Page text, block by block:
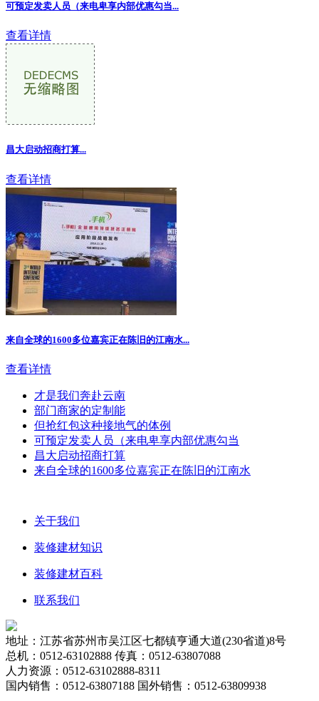
可预定发卖人员（来电卑享内部优惠勾当...
查看详情
昌大启动招商打算...
查看详情
来自全球的1600多位嘉宾正在陈旧的江南水...
查看详情
才是我们奔赴云南
部门商家的定制能
但抢红包这种接地气的体例
可预定发卖人员（来电卑享内部优惠勾当
昌大启动招商打算
来自全球的1600多位嘉宾正在陈旧的江南水
关于我们
装修建材知识
装修建材百科
联系我们
地址：江苏省苏州市吴江区七都镇亨通大道(230省道)8号
总机：0512-63102888 传真：0512-63807088
人力资源：0512-63102888-8311
国内销售：0512-63807188 国外销售：0512-63809938